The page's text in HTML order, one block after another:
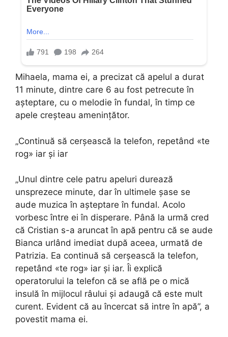
Mihaela, mama ei, a precizat că apelul a durat
11 minute, dintre care 6 au fost petrecute în
așteptare, cu o melodie în fundal, în timp ce
apele creșteau amenințător.
„Continuă să cerșească la telefon, repetând «te
rog» iar și iar
„Unul dintre cele patru apeluri durează
unsprezece minute, dar în ultimele șase se
aude muzica în așteptare în fundal. Acolo
vorbesc între ei în disperare. Până la urmă cred
că Cristian s-a aruncat în apă pentru că se aude
Bianca urlând imediat după aceea, urmată de
Patrizia. Ea continuă să cerșească la telefon,
repetând «te rog» iar și iar. Îi explică
operatorului la telefon că se află pe o mică
insulă în mijlocul râului și adaugă că este mult
curent. Evident că au încercat să intre în apă”, a
povestit mama ei.